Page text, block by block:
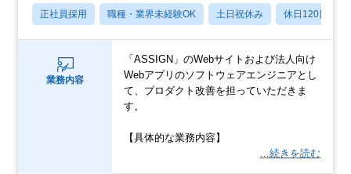
正社員採用 職種・業界未経験OK 土日祝休み 休日120日以上
業務内容
「ASSIGN」のWebサイトおよび法人向け
Webアプリのソフトウェアエンジニアとし
て、プロダクト改善を担っていただきま
す。
【具体的な業務内容】
…続きを読む